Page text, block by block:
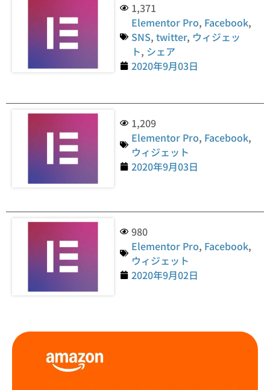
1,371
Elementor Pro, Facebook,
SNS,twitter, ウィジェッ
ト, シェア
2020年9月03日
1,209
Elementor Pro, Facebook,
ウィジェット
2020年9月03日
980
Elementor Pro, Facebook,
ウィジェット
2020年9月02日